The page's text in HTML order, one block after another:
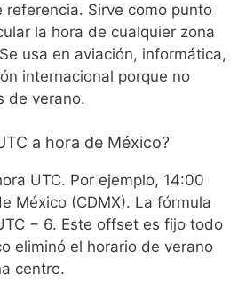
Sirve como punto
la hora de cualquier zona
usa en aviación, informática,
internacional porque no
de verano.
a hora de México?
UTC. Por ejemplo, 14:00
México (CDMX). La fórmula
− 6. Este offset es fijo todo
eliminó el horario de verano
centro.